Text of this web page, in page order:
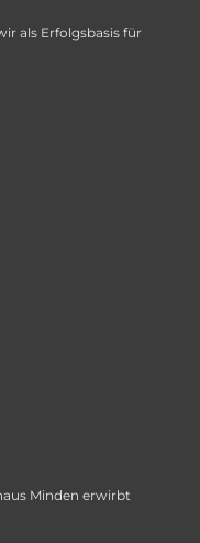
als Erfolgsbasis für
Minden erwirbt